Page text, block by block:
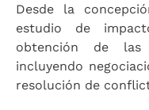
Desde la
estudio de
obtención de las
incluyendo
resolución de